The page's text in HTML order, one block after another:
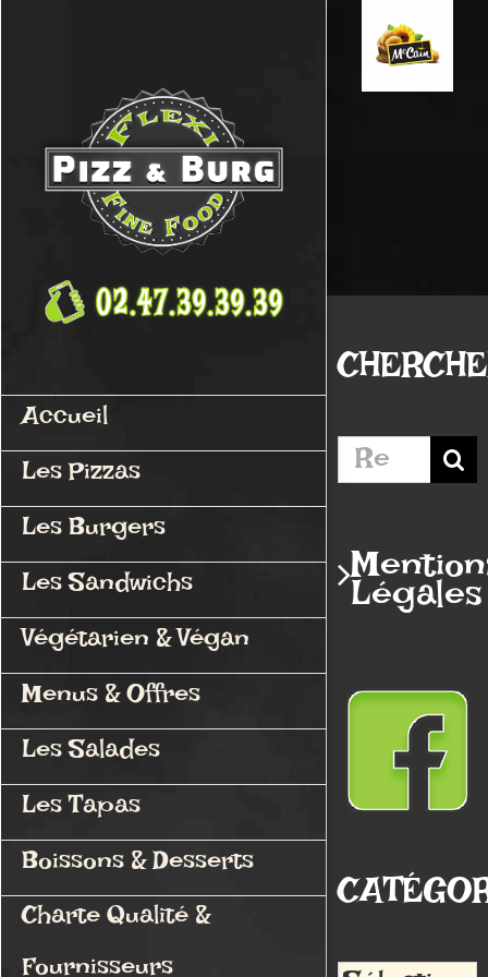
Accueil
Les Pizzas
Les Burgers
Les Sandwichs
Végétarien & Végan
Menus & Offres
Les Salades
Les Tapas
Boissons & Desserts
Charte Qualité &
Rechercher:
Légales